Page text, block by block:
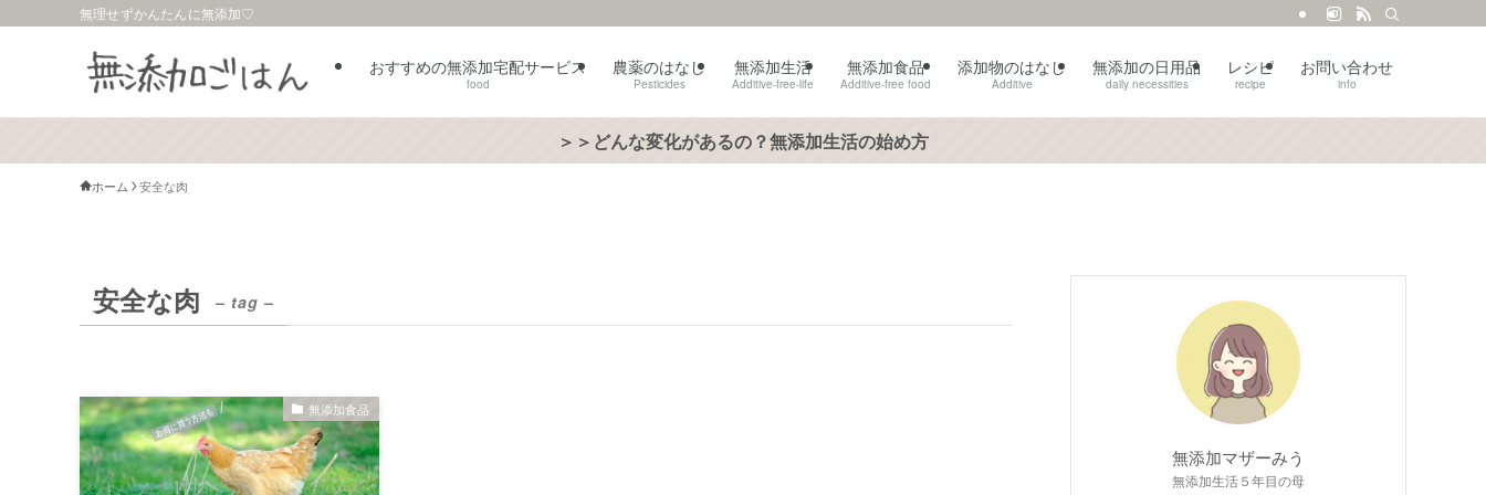
無理せずかんたんに無添加♡
おすすめの無添加宅配サービス
food
農薬のはなし
Pesticides
無添加生活
Additive-free-life
無添加食品
Additive-free food
添加物のはなし
Additive
無添加の日用品
daily necessities
レシピ
recipe
お問い合わせ
info
＞＞どんな変化があるの？無添加生活の始め方
ホーム 安全な肉
安全な肉 – tag –
無添加食品
無添加マザーみう
無添加生活５年目の母